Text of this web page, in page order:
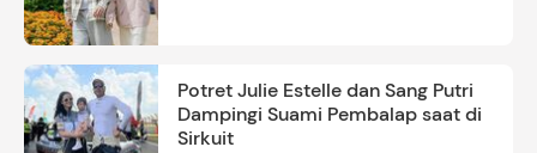
Potret Julie Estelle dan Sang Putri
Dampingi Suami Pembalap saat di
Sirkuit